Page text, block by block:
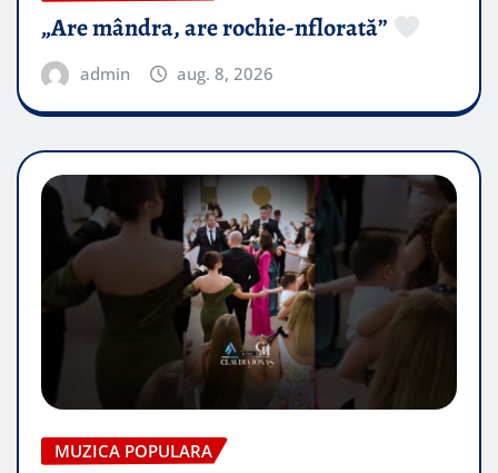
„Are mândra, are rochie-nflorată”
admin aug. 8, 2026
MUZICA POPULARA